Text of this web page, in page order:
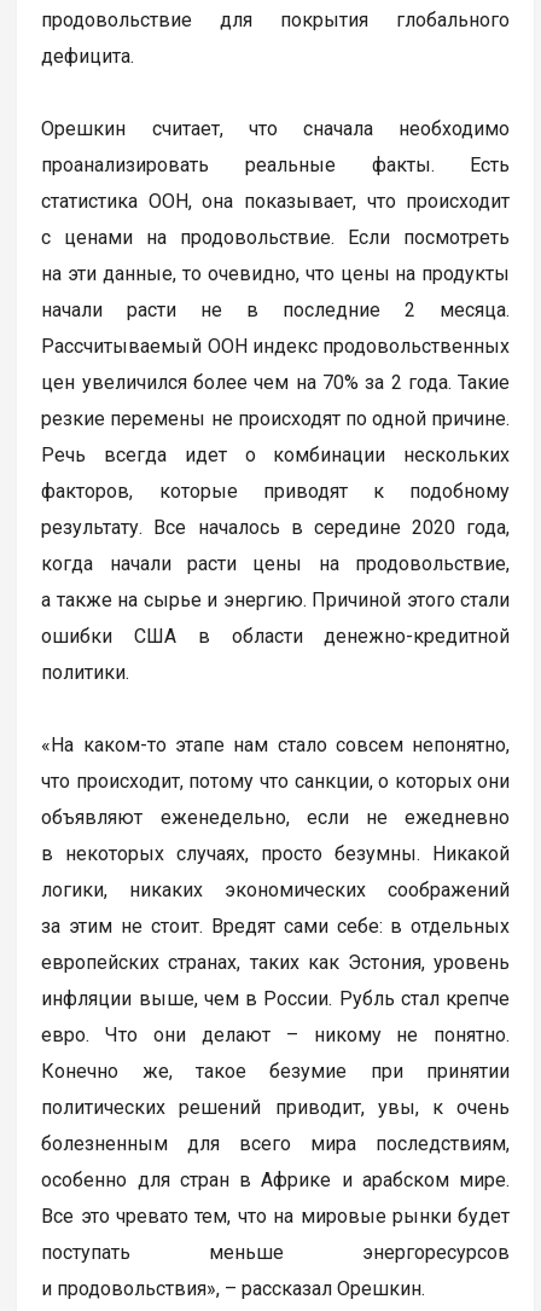
продовольствие для покрытия глобального
дефицита.
Орешкин считает, что сначала необходимо
проанализировать реальные факты. Есть
статистика ООН, она показывает, что происходит
с ценами на продовольствие. Если посмотреть
на эти данные, то очевидно, что цены на продукты
начали расти не в последние 2 месяца.
Рассчитываемый ООН индекс продовольственных
цен увеличился более чем на 70% за 2 года. Такие
резкие перемены не происходят по одной причине.
Речь всегда идет о комбинации нескольких
факторов, которые приводят к подобному
результату. Все началось в середине 2020 года,
когда начали расти цены на продовольствие,
а также на сырье и энергию. Причиной этого стали
ошибки США в области денежно-кредитной
политики.
«На каком-то этапе нам стало совсем непонятно,
что происходит, потому что санкции, о которых они
объявляют еженедельно, если не ежедневно
в некоторых случаях, просто безумны. Никакой
логики, никаких экономических соображений
за этим не стоит. Вредят сами себе: в отдельных
европейских странах, таких как Эстония, уровень
инфляции выше, чем в России. Рубль стал крепче
евро. Что они делают – никому не понятно.
Конечно же, такое безумие при принятии
политических решений приводит, увы, к очень
болезненным для всего мира последствиям,
особенно для стран в Африке и арабском мире.
Все это чревато тем, что на мировые рынки будет
поступать меньше энергоресурсов
и продовольствия», – рассказал Орешкин.